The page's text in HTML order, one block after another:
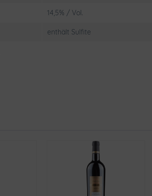
14,5% / Vol.
enthält Sulfite